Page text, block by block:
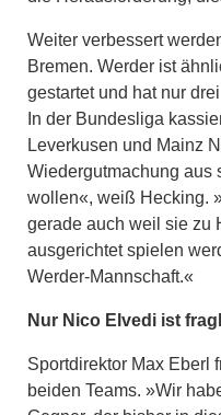
Weiter verbessert
Bremen. Werder ist
gestartet und hat nur
In der Bundesliga
Leverkusen und Mainz
Wiedergutmachung aus
wollen«, weiß Hecking.
gerade auch weil sie zu
ausgerichtet spielen
Werder-Mannschaft.«
Nur Nico Elvedi ist
Sportdirektor Max Eberl
beiden Teams. »Wir